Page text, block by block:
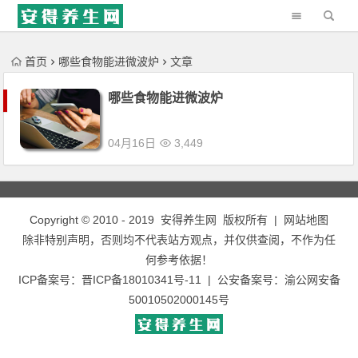
'); })();
首页 哪些食物能进微波炉 文章
哪些食物能进微波炉
04月16日 3,449
Copyright © 2010 - 2019 安得养生网 版权所有 |
网站地图
除非特别声明，否则均不代表站方观点，并仅供查阅，不作为任
何参考依据！
ICP备案号： 晋ICP备18010341号-11 | 公安备案号： 渝公网安备
50010502000145号